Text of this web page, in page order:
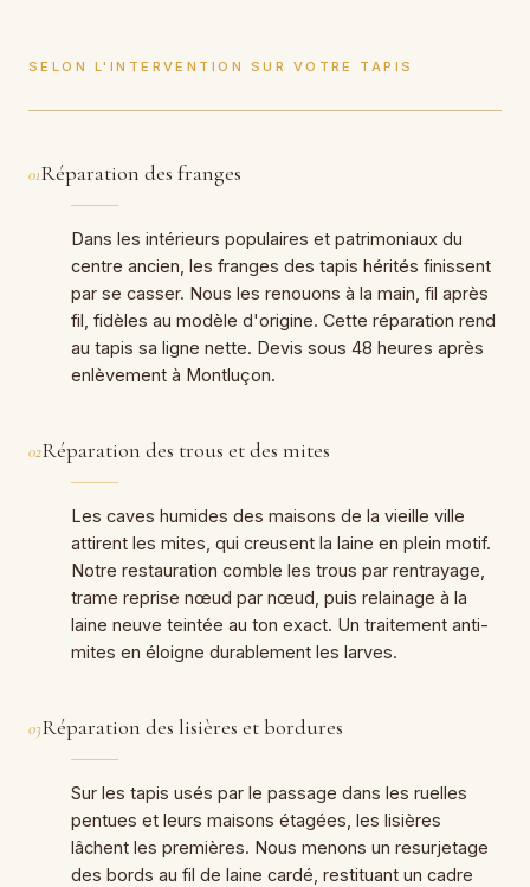
SELON L'INTERVENTION SUR VOTRE TAPIS
01Réparation des franges
Dans les intérieurs populaires et patrimoniaux du
centre ancien, les franges des tapis hérités finissent
par se casser. Nous les renouons à la main, fil après
fil, fidèles au modèle d'origine. Cette réparation rend
au tapis sa ligne nette. Devis sous 48 heures après
enlèvement à Montluçon.
02Réparation des trous et des mites
Les caves humides des maisons de la vieille ville
attirent les mites, qui creusent la laine en plein motif.
Notre restauration comble les trous par rentrayage,
trame reprise nœud par nœud, puis relainage à la
laine neuve teintée au ton exact. Un traitement anti-
mites en éloigne durablement les larves.
03Réparation des lisières et bordures
Sur les tapis usés par le passage dans les ruelles
pentues et leurs maisons étagées, les lisières
lâchent les premières. Nous menons un resurjetage
des bords au fil de laine cardé, restituant un cadre